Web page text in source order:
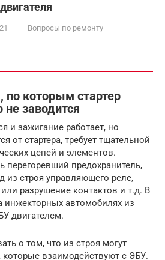
Вопросы по ремонту
по которым стартер
не заводится
и зажигание работает, но
от стартера, требует тщательной
цепей и элементов.
предохранитель,
из строя управляющего реле,
разрушение контактов и т.д. В
инжекторных автомобилях из
двигателем.
о том, что из строя могут
взаимодействуют с ЭБУ.